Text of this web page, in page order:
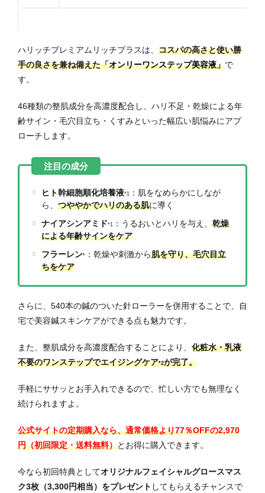
ハリッチプレミアムリッチプラスは、 コスパの高さと使い勝
手の良さを兼ね備えた「オンリーワンステップ美容液」で
す。
46種類の整肌成分を高濃度配合し、ハリ不足・乾燥による年
齢サイン・毛穴目立ち・くすみといった幅広い肌悩みにアプ
ローチします。
ヒト幹細胞順化培養液*1 ：肌をなめらかにしなが
ら、 つややかでハリのある肌に導く
ナイアシンアミド*1 ：うるおいとハリを与え、 乾燥
による年齢サインをケア
フラーレン* ：乾燥や刺激から肌を守り、毛穴目立
ちをケア
さらに、540本の鍼のついた針ローラーを併用することで、自
宅で美容鍼スキンケアができる点も魅力です。
また、整肌成分を高濃度配合することにより、 化粧水・乳液
不要のワンステップでエイジングケア*2が完了。
手軽にササッとお手入れできるので、忙しい方でも無理なく
続けられますよ。
公式サイトの定期購入なら、通常価格より77％OFFの2,970
円（初回限定・送料無料）とお得に購入できます。
今なら初回特典としてオリジナルフェイシャルグロースマス
ク3枚（3,300円相当）をプレゼント してもらえるチャンスで